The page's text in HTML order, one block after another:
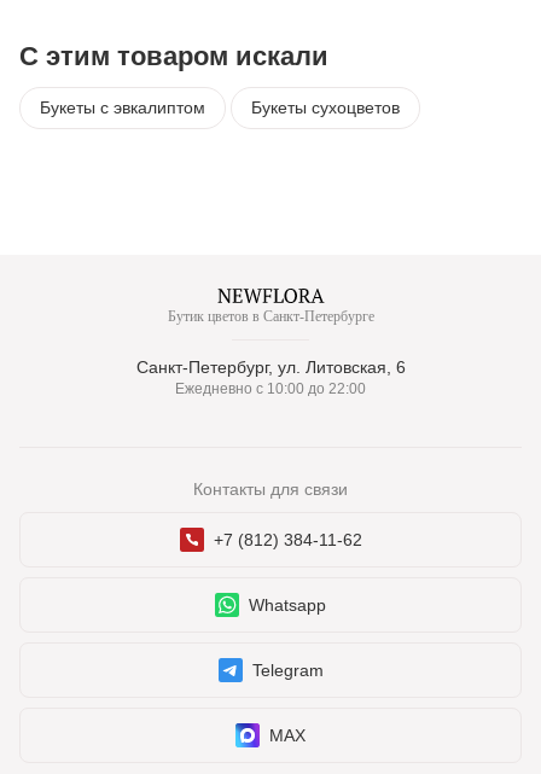
С этим товаром искали
Букеты с эвкалиптом Букеты сухоцветов
Бутик цветов в Санкт-Петербурге
Санкт-Петербург, ул. Литовская, 6
Ежедневно с 10:00 до 22:00
Контакты для связи
+7 (812) 384-11-62
Whatsapp
Telegram
MAX